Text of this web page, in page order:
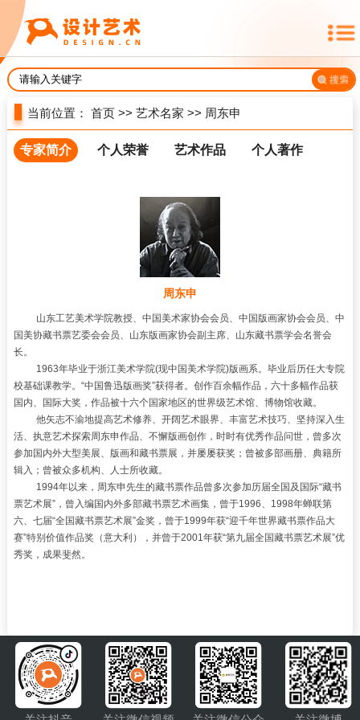
当前位置：首页 >>艺术名家 >> 周东申
专家简介 个人荣誉 艺术作品 个人著作
周东申
山东工艺美术学院教授、 中国美术家协会会员、中国版画家协会会员、中
国美协藏书票艺委会会员、山东版画家协会副主席、山东藏书票学会名誉会
长。
1963年毕业于浙江美术学院(现中国美术学院)版画系。毕业后历任大专院
校基础课教学。 “中国鲁迅版画奖”获得者。创作百余幅作品，六十多幅作品获
国内、国际大奖，作品被十六个国家地区的世界级艺术馆、博物馆收藏。
他矢志不渝地提高艺术修养、开阔艺术眼界、丰富艺术技巧、坚持深入生
活、执意艺术探索周东申作品、不懈版画创作，时时有优秀作品问世，曾多次
参加国内外大型美展、版画和藏书票展，并屡屡获奖；曾被多部画册、典籍所
辑入；曾被众多机构、人士所收藏。
1994年以来，周东申先生的藏书票作品曾多次参加历届全国及国际“藏书
票艺术展”，曾入编国内外多部藏书票艺术画集，曾于1996、1998年蝉联第
六、七届“全国藏书票艺术展”金奖，曾于1999年获“迎千年世界藏书票作品大
赛”特别价值作品奖（意大利），并曾于2001年获“第九届全国藏书票艺术展”优
秀奖，成果斐然。